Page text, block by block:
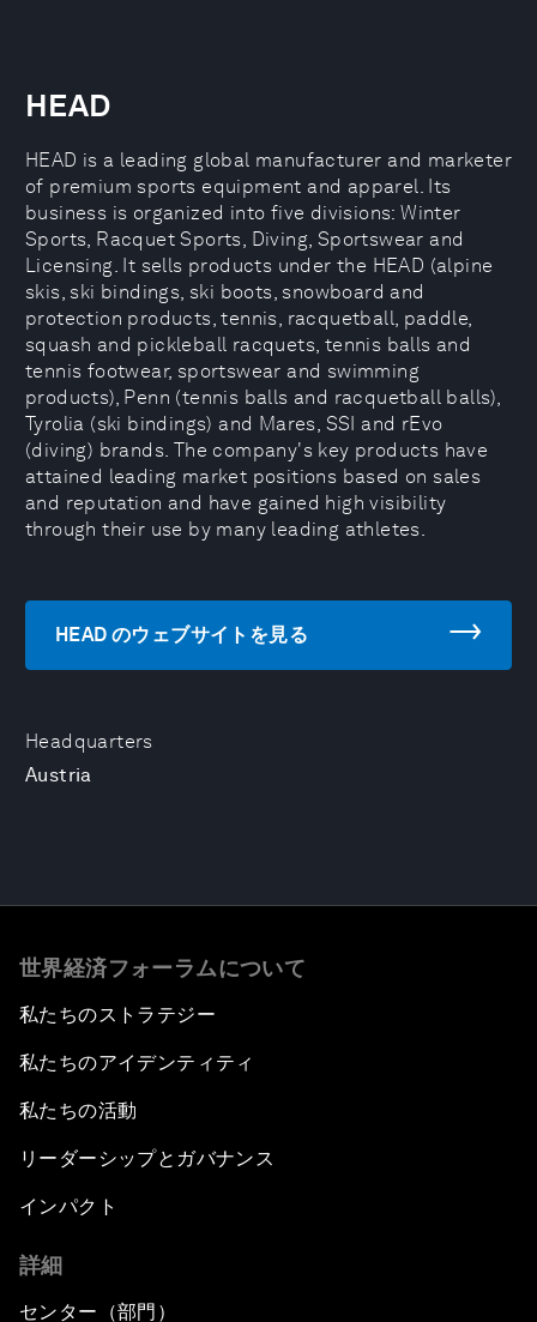
Headquarters
Austria
HEAD
HEAD is a leading global manufacturer and marketer
of premium sports equipment and apparel. Its
business is organized into five divisions: Winter
Sports, Racquet Sports, Diving, Sportswear and
Licensing. It sells products under the HEAD (alpine
skis, ski bindings, ski boots, snowboard and
protection products, tennis, racquetball, paddle,
squash and pickleball racquets, tennis balls and
tennis footwear, sportswear and swimming
products), Penn (tennis balls and racquetball balls),
Tyrolia (ski bindings) and Mares, SSI and rEvo
(diving) brands. The company's key products have
attained leading market positions based on sales
and reputation and have gained high visibility
through their use by many leading athletes.
HEAD のウェブサイトを見る
世界経済フォーラムについて
私たちのストラテジー
私たちのアイデンティティ
私たちの活動
リーダーシップとガバナンス
インパクト
詳細
センター（部門）